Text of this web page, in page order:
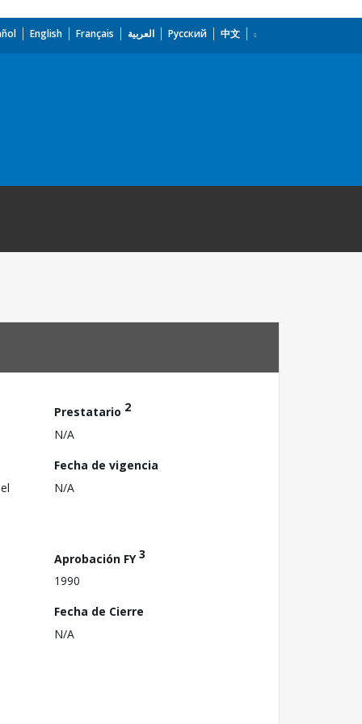
English Français العربية Русский 中文
Prestatario 2
N/A
Fecha de vigencia
N/A
Aprobación FY3
1990
Fecha de Cierre
N/A